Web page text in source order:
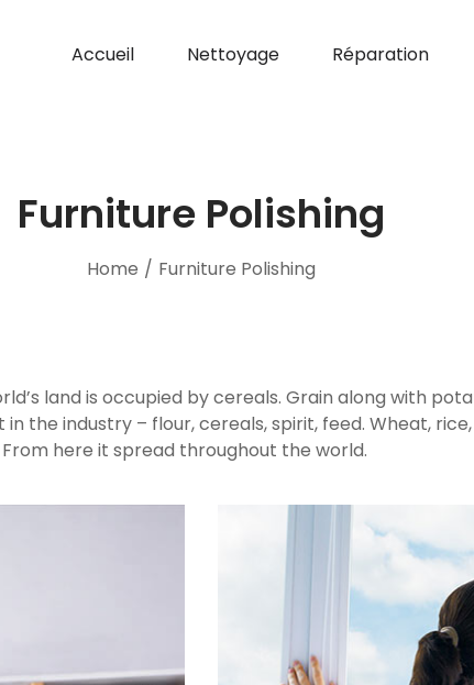
Accueil Nettoyage Réparation
Furniture Polishing
Home / Furniture Polishing
land is occupied by cereals. Grain along with
the industry – flour, cereals, spirit, feed. Wheat,
here it spread throughout the world.